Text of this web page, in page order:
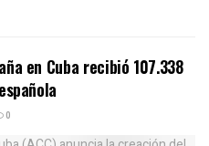
en Cuba recibió 107.338
0